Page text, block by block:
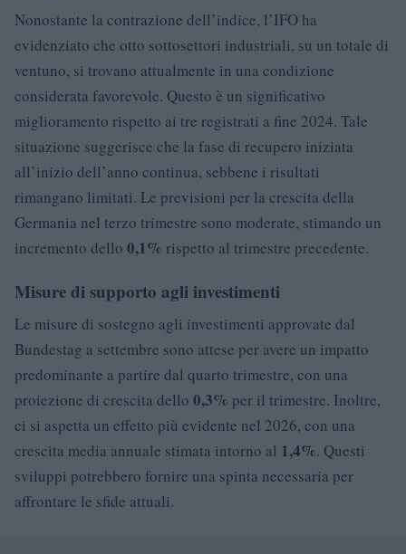
Nonostante la contrazione dell’indice, l’IFO ha
evidenziato che otto sottosettori industriali, su un totale di
ventuno, si trovano attualmente in una condizione
considerata favorevole. Questo è un significativo
miglioramento rispetto ai tre registrati a fine 2024. Tale
situazione suggerisce che la fase di recupero iniziata
all’inizio dell’anno continua, sebbene i risultati
rimangano limitati. Le previsioni per la crescita della
Germania nel terzo trimestre sono moderate, stimando un
incremento dello 0,1% rispetto al trimestre precedente.
Misure di supporto agli investimenti
Le misure di sostegno agli investimenti approvate dal
Bundestag a settembre sono attese per avere un impatto
predominante a partire dal quarto trimestre, con una
proiezione di crescita dello 0,3% per il trimestre. Inoltre,
ci si aspetta un effetto più evidente nel 2026, con una
crescita media annuale stimata intorno al 1,4%. Questi
sviluppi potrebbero fornire una spinta necessaria per
affrontare le sfide attuali.